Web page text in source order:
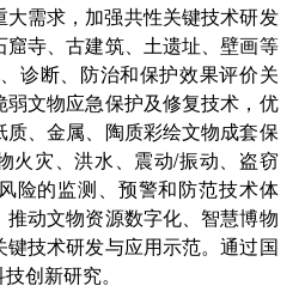
需求，加强共性关键技术研发
寺、古建筑、土遗址、壁画等
诊断、防治和保护效果评价关
文物应急保护及修复技术，优
、金属、陶质彩绘文物成套保
火灾、洪水、震动/振动、盗窃
险的监测、预警和防范技术体
动文物资源数字化、智慧博物
技术研发与应用示范。通过国
创新研究。